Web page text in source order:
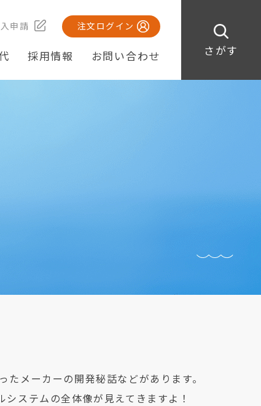
さがす
申請 注文ログイン
採用情報 お問い合わせ
メーカーの開発秘話などがあります。
ステムの全体像が見えてきますよ！